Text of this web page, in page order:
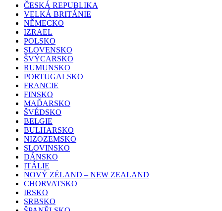
ČESKÁ REPUBLIKA
VELKÁ BRITÁNIE
NĚMECKO
IZRAEL
POLSKO
SLOVENSKO
ŠVÝCARSKO
RUMUNSKO
PORTUGALSKO
FRANCIE
FINSKO
MAĎARSKO
ŠVÉDSKO
BELGIE
BULHARSKO
NIZOZEMSKO
SLOVINSKO
DÁNSKO
ITÁLIE
NOVÝ ZÉLAND – NEW ZEALAND
CHORVATSKO
IRSKO
SRBSKO